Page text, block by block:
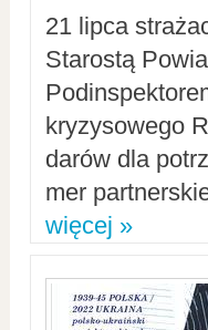
21 lipca
Starostą
kryzysowego
darów dla
mer
więcej »